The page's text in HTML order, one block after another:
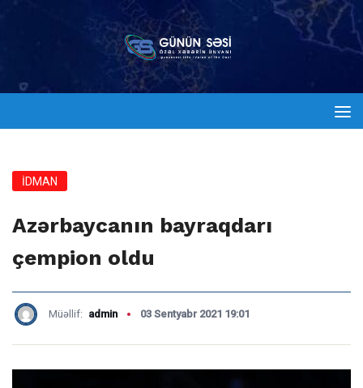
İDMAN
Azərbaycanın bayraqdarı
çempion oldu
Müəllif: admin 03 Sentyabr 2021 19:01